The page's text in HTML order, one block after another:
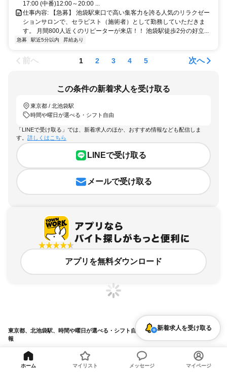
17:00 (中番)12:00～20:00 ...
仕事内容: 【急募】 池袋駅東口で高い集客力を誇る人気のリラクゼー
ションサロンで、セラピスト（施術者）として勤務していただきま
す。 月間800人近くのリピーターが来店！！ 池袋駅徒歩2分の好立...
急募 駅近5分以内 昇給あり
前へ 1 2 3 4 5 次へ
この条件の新着求人を受け取る
東京都 / 北池袋駅
時間や曜日が選べる・シフト自由
「LINEで受け取る」では、新着求人のほか、おすすめ情報なども配信しま
す。 詳しくはこちら
LINEで受け取る
メールで受け取る
アプリを無料ダウンロード
東京都、北池袋駅、時間や曜日が選べる・シフト自由のアルバイト・バイト求人情
報
求人の詳細を表示
新着求人を受け取る
ホーム マイリスト メッセージ マイページ